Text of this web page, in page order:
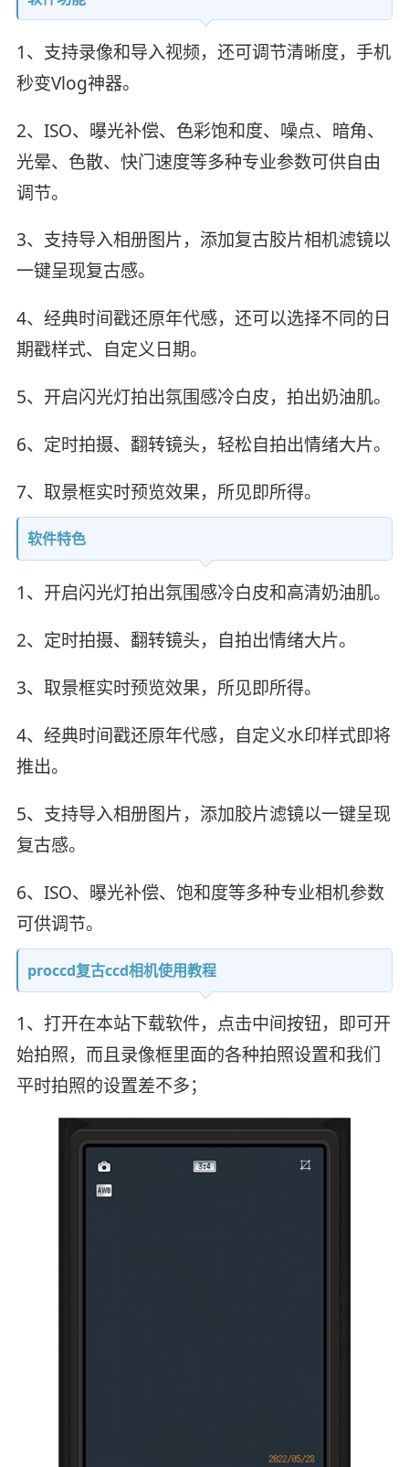
1、支持录像和导入视频，还可调节清晰度，手机
秒变Vlog神器。
2、ISO、曝光补偿、色彩饱和度、噪点、暗角、
光晕、色散、快门速度等多种专业参数可供自由
调节。
3、支持导入相册图片，添加复古胶片相机滤镜以
一键呈现复古感。
4、经典时间戳还原年代感，还可以选择不同的日
期戳样式、自定义日期。
5、开启闪光灯拍出氛围感冷白皮，拍出奶油肌。
6、定时拍摄、翻转镜头，轻松自拍出情绪大片。
7、取景框实时预览效果，所见即所得。
软件特色
1、开启闪光灯拍出氛围感冷白皮和高清奶油肌。
2、定时拍摄、翻转镜头，自拍出情绪大片。
3、取景框实时预览效果，所见即所得。
4、经典时间戳还原年代感，自定义水印样式即将
推出。
5、支持导入相册图片，添加胶片滤镜以一键呈现
复古感。
6、ISO、曝光补偿、饱和度等多种专业相机参数
可供调节。
proccd复古ccd相机使用教程
1、打开在本站下载软件，点击中间按钮，即可开
始拍照，而且录像框里面的各种拍照设置和我们
平时拍照的设置差不多；